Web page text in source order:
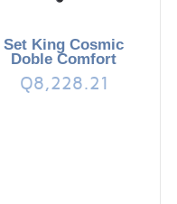
Set King Cosmic
Doble Comfort
Q8,228.21